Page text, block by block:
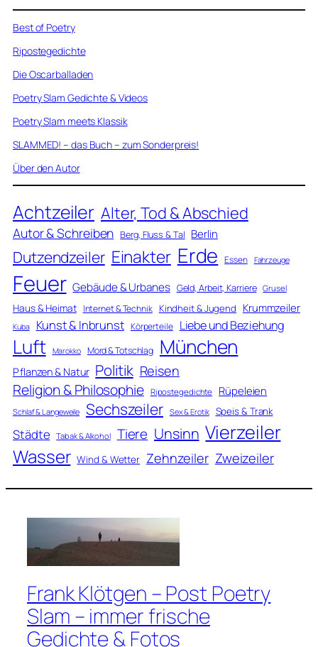
Best of Poetry
Ripostegedichte
Die Oscarballaden
Poetry Slam Gedichte & Videos
Poetry Slam meets Klassik
SLAMMED! – das Buch – zum Sonderpreis!
Über den Autor
Achtzeiler Alter, Tod & Abschied
Autor & Schreiben Berg, Fluss & Tal Berlin
Dutzendzeiler Einakter Erde Essen Fahrzeuge
Feuer Gebäude & Urbanes Geld, Arbeit, Karriere Grusel
Haus & Heimat Internet & Technik Kindheit & Jugend Krummzeiler
Kuba Kunst & Inbrunst Körperteile Liebe und Beziehung
Luft Marokko Mord & Totschlag München
Pflanzen & Natur Politik Reisen
Religion & Philosophie Ripostegedichte Rüpeleien
Schlaf & Langeweile Sechszeiler Sex & Erotik Speis & Trank
Städte Tabak & Alkohol Tiere Unsinn Vierzeiler
Wasser Wind & Wetter Zehnzeiler Zweizeiler
Frank Klötgen – Post Poetry
Slam – immer frische
Gedichte & Fotos